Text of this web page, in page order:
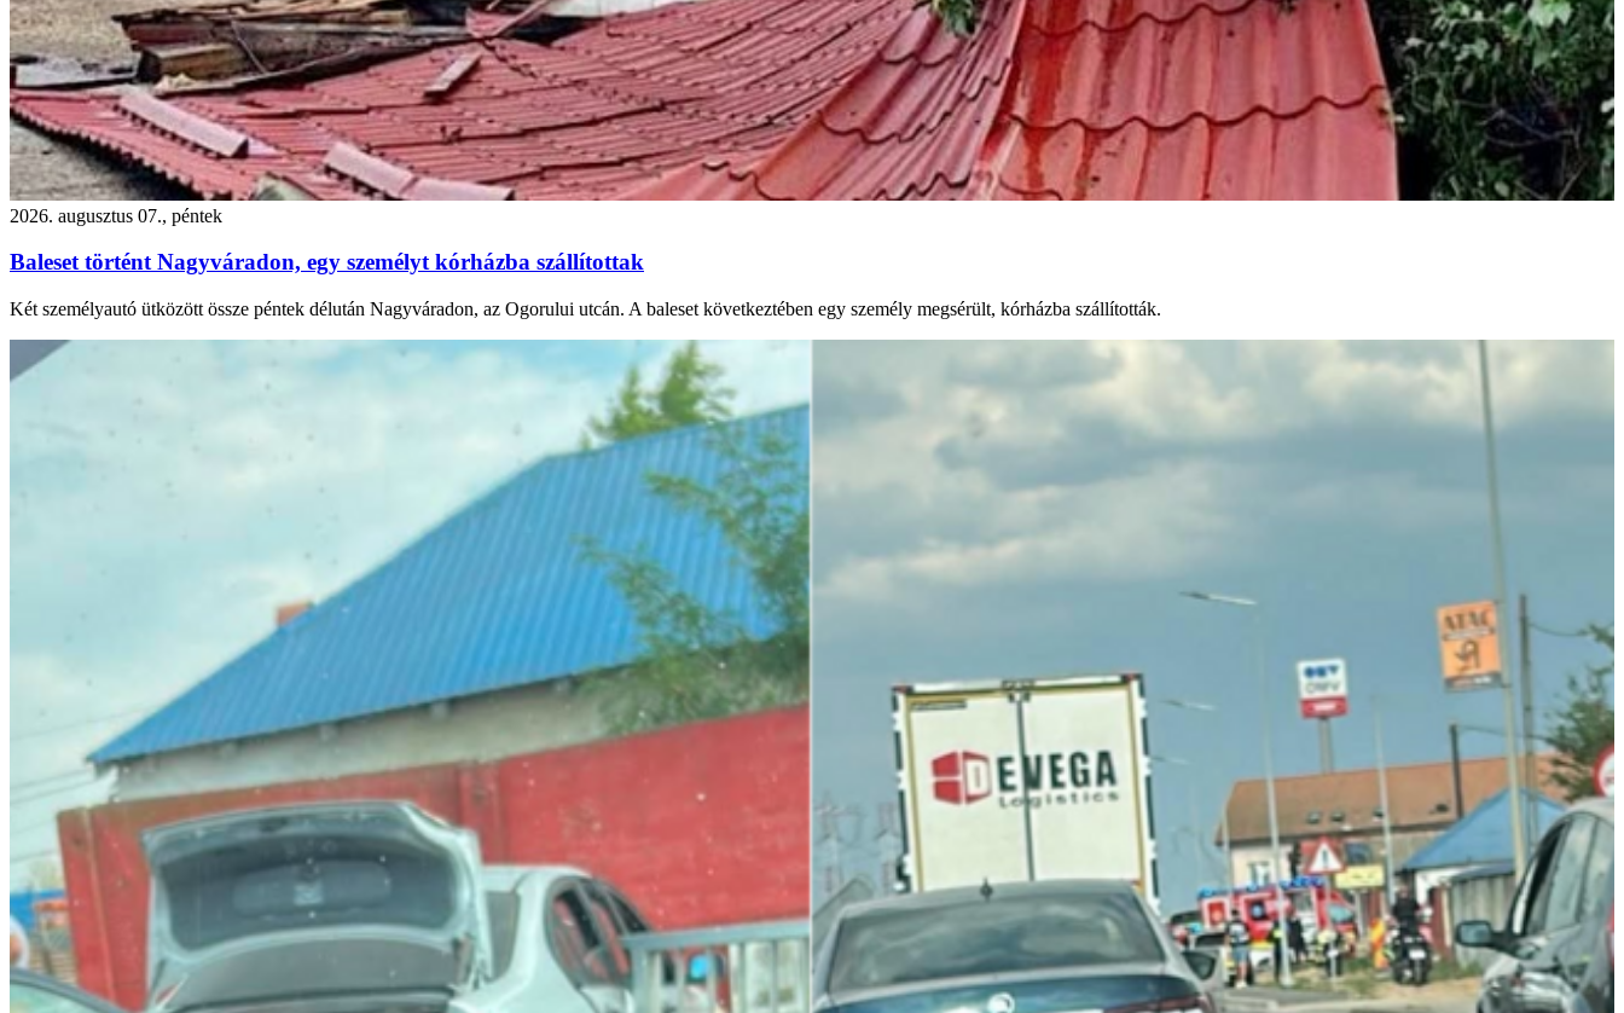
2026. augusztus 07., péntek
Baleset történt Nagyváradon, egy személyt kórházba szállítottak
Két személyautó ütközött össze péntek délután Nagyváradon, az Ogorului utcán. A baleset következtében egy személy megsérült, kórházba szállították.